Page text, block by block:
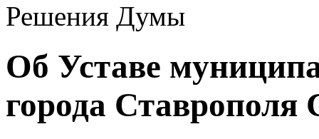
Решения Думы
Об Уставе
города Ставрополя